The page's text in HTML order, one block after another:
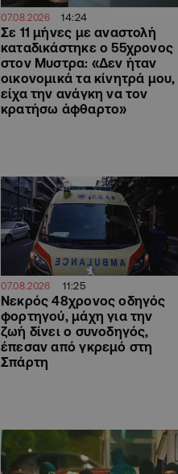
07.08.2026 14:24
Σε 11 μήνες με αναστολή
καταδικάστηκε ο 55χρονος
στον Μυστρα: «Δεν ήταν
οικονομικά τα κίνητρά μου,
είχα την ανάγκη να τον
κρατήσω άφθαρτο»
07.08.2026 11:25
Νεκρός 48χρονος οδηγός
φορτηγού, μάχη για την
ζωή δίνει ο συνοδηγός,
έπεσαν από γκρεμό στη
Σπάρτη